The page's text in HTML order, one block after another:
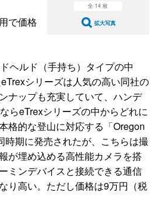
全 14 枚
拡大写真
で価格
ヘルド（手持ち）タイプの中
シリーズは人気の高い同社の
ナップも充実していて、ハンデ
らeTrexシリーズの中からどれに
格的な登山に対応する「Oregon
時期に発売されたが、こちらは撮
が埋め込める高性能カメラを搭
ミンデバイスと接続できる通信
り高い。ただし価格は9万円（税